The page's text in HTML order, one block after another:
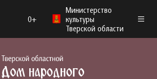
0+
Министерство
культуры
Тверской области